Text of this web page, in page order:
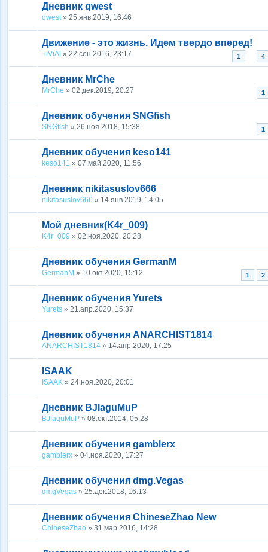
Дневник qwest
qwest » 25.янв.2019, 16:46
Движение - это жизнь. Идем твердо вперед!
1 4
TiViAl » 22.сен.2016, 23:17
Дневник MrChe
1
MrChe » 02.дек.2019, 20:27
Дневник обучения SNGfish
1
SNGfish » 26.ноя.2018, 15:38
Дневник обучения keso141
keso141 » 07.май.2020, 11:56
Дневник nikitasuslov666
nikitasuslov666 » 14.янв.2019, 14:05
Мой дневник(K4r_009)
K4r_009 » 02.ноя.2020, 20:28
Дневник обучения GermanM
1 2
GermanM » 10.окт.2020, 15:12
Дневник обучения Yurets
Yurets » 21.апр.2020, 15:37
Дневник обучения ANARCHIST1814
ANARCHIST1814 » 14.апр.2020, 17:25
ISAAK
ISAAK » 24.ноя.2020, 20:01
Дневник BJIaguMuP
BJIaguMuP » 08.окт.2014, 05:28
Дневник обучения gamblerx
gamblerx » 04.ноя.2020, 17:27
Дневник обучения dmg.Vegas
dmgVegas » 25.дек.2018, 16:13
Дневник обучения ChineseZhao New
ChineseZhao » 31.мар.2016, 14:28